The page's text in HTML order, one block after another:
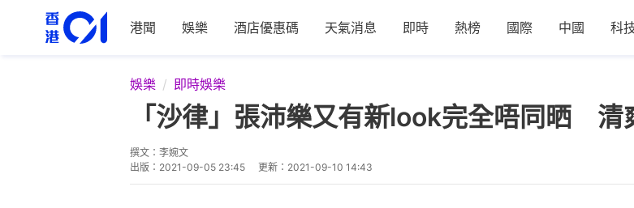
港聞 娛樂 酒店優惠碼 天氣消息 即時 熱榜 國際 中國 科
娛樂 即時娛樂
「沙律」張沛樂又有新look完全唔同晒 清
撰文： 李婉文
出版： 2021-09-05 23:45 更新： 2021-09-10 14:43